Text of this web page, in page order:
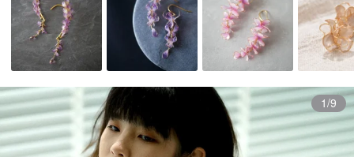
1/9